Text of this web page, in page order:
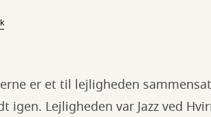
er et til lejligheden
igen. Lejligheden var Jazz ved